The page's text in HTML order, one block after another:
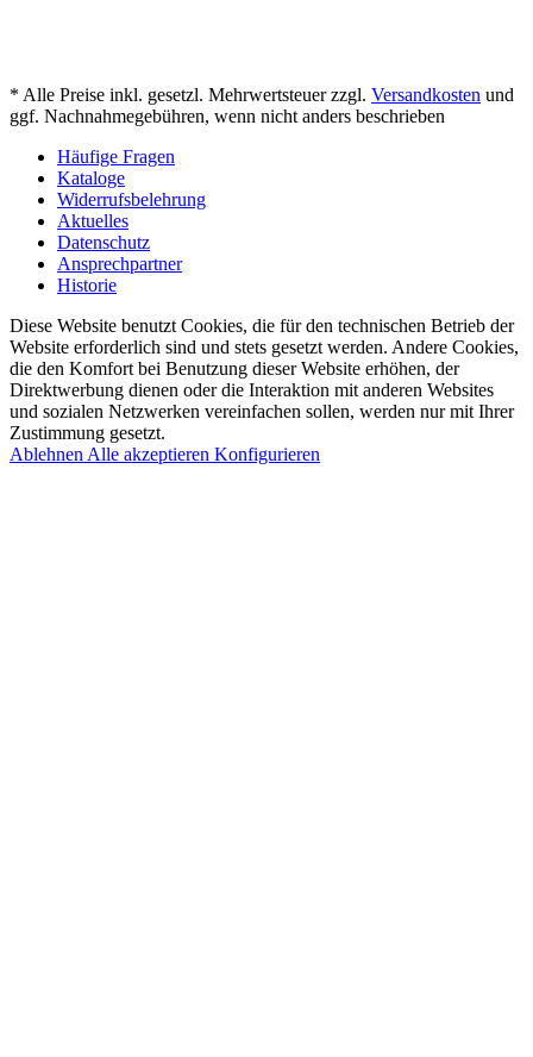
* Alle Preise inkl. gesetzl. Mehrwertsteuer zzgl. Versandkosten und
ggf. Nachnahmegebühren, wenn nicht anders beschrieben
Häufige Fragen
Kataloge
Widerrufsbelehrung
Aktuelles
Datenschutz
Ansprechpartner
Historie
Diese Website benutzt Cookies, die für den technischen Betrieb der
Website erforderlich sind und stets gesetzt werden. Andere Cookies,
die den Komfort bei Benutzung dieser Website erhöhen, der
Direktwerbung dienen oder die Interaktion mit anderen Websites
und sozialen Netzwerken vereinfachen sollen, werden nur mit Ihrer
Zustimmung gesetzt.
AblehnenAlle akzeptieren Konfigurieren